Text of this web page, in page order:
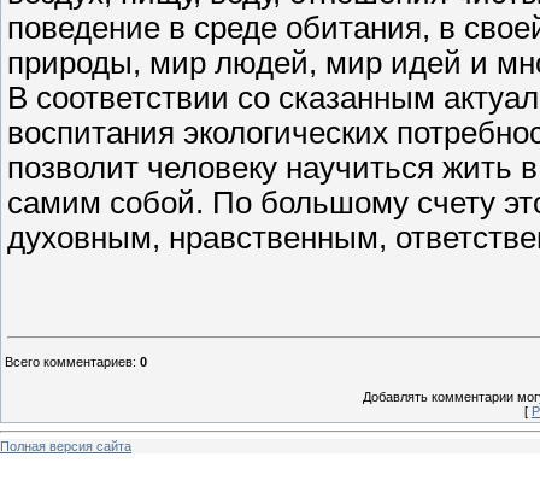
поведение в среде обитания, в
природы, мир людей, мир идей и
В соответствии со сказанным
воспитания экологических
позволит человеку научиться
самим собой. По большому счету
духовным, нравственным,
Всего комментариев: 0
Добавлять комментарии
[
Полная версия сайта